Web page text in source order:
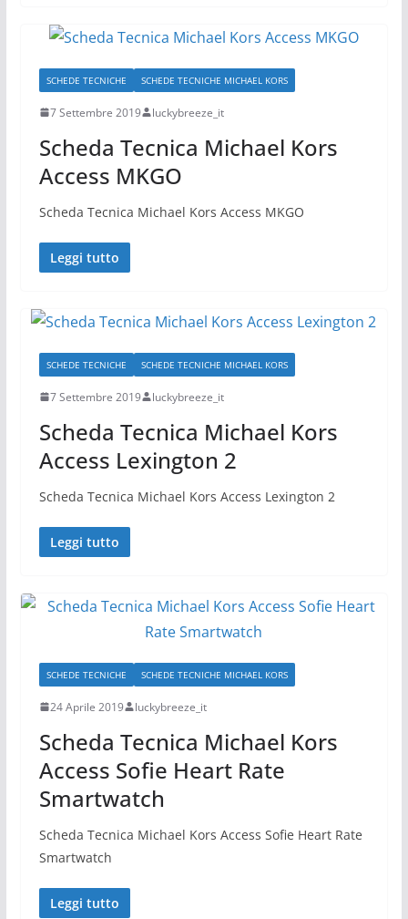
SCHEDE TECNICHE SCHEDE TECNICHE MICHAEL KORS
7 Settembre 2019 luckybreeze_it
Scheda Tecnica Michael Kors
Access MKGO
Scheda Tecnica Michael Kors Access MKGO
Leggi tutto
SCHEDE TECNICHE SCHEDE TECNICHE MICHAEL KORS
7 Settembre 2019 luckybreeze_it
Scheda Tecnica Michael Kors
Access Lexington 2
Scheda Tecnica Michael Kors Access Lexington 2
Leggi tutto
SCHEDE TECNICHE SCHEDE TECNICHE MICHAEL KORS
24 Aprile 2019 luckybreeze_it
Scheda Tecnica Michael Kors
Access Sofie Heart Rate
Smartwatch
Scheda Tecnica Michael Kors Access Sofie Heart Rate
Smartwatch
Leggi tutto